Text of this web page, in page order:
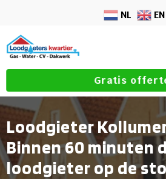
NL EN
Gratis
Loodgieter
Binnen 60 minuten
loodgieter op de